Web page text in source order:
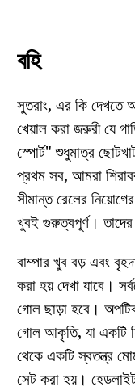
বহি
সুতরাং, এর কি দেখতে
খেয়াল করা জরুরী যে
স্পোর্ট" শুধুমাত্র
প্রথম সব, আমরা
সীমান্ত রেলের
খুবই গুরুত্বপূর্ণ।
বাম্পার খুব বড় এবং
করা হয় দেখা যাবে।
গোল ছাড়া হবে।
গোল আকৃতি, যা একটি
থেকে একটি স্বতন্ত্র
সেট করা হয়।